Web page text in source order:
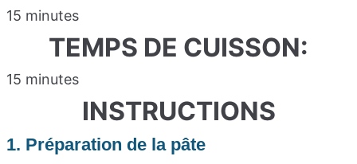
15 minutes
TEMPS DE CUISSON:
15 minutes
INSTRUCTIONS
1. Préparation de la pâte